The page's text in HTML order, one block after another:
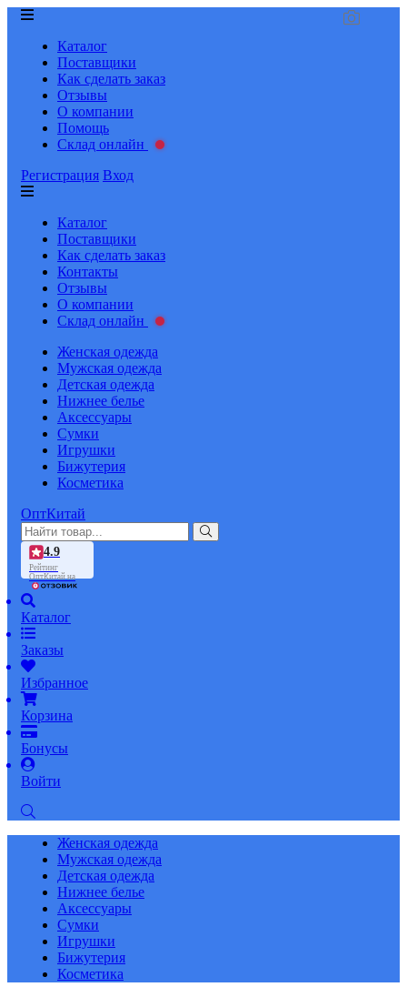
Каталог
Поставщики
Как сделать заказ
Отзывы
О компании
Помощь
Склад онлайн
Регистрация Вход
Каталог
Поставщики
Как сделать заказ
Контакты
Отзывы
О компании
Склад онлайн
Женская одежда
Мужская одежда
Детская одежда
Нижнее белье
Аксессуары
Сумки
Игрушки
Бижутерия
Косметика
ОптКитай
4.9
Рейтинг
ОптКитай на
Каталог
Заказы
Избранное
Корзина
Бонусы
Войти
Женская одежда
Мужская одежда
Детская одежда
Нижнее белье
Аксессуары
Сумки
Игрушки
Бижутерия
Косметика